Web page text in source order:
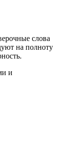
слова
на полноту
и